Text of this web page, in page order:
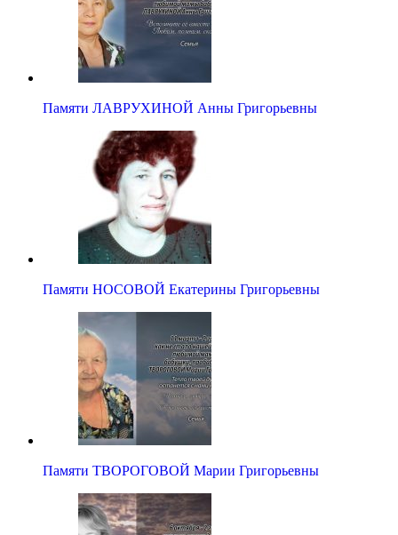
Памяти ЛАВРУХИНОЙ Анны Григорьевны
Памяти НОСОВОЙ Екатерины Григорьевны
Памяти ТВОРОГОВОЙ Марии Григорьевны